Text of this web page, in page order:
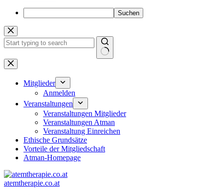
Suchen
Zum
Inhalt
springen
Keine
Ergebnisse
Mitglieder
Anmelden
Veranstaltungen
Veranstaltungen Mitglieder
Veranstaltungen Atman
Veranstaltung Einreichen
Ethische Grundsätze
Vorteile der Mitgliedschaft
Atman-Homepage
atemtherapie.co.at